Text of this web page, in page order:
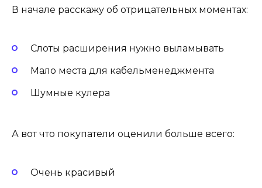
В начале расскажу об отрицательных моментах:
Слоты расширения нужно выламывать
Мало места для кабельменеджмента
Шумные кулера
А вот что покупатели оценили больше всего:
Очень красивый